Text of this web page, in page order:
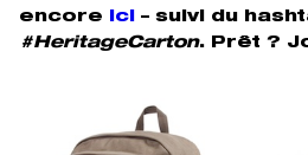
encore
ici – suivi du
#HeritageCarton. Prêt ?